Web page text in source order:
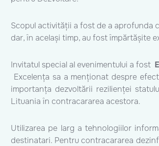
Scopul activității a fost de a aprofunda
dar, în același timp, au fost împărtășite
Invitatul special al evenimentului a fost
Excelența sa a menționat despre
importanța dezvoltării rezilienței
Lituania în contracararea acestora.
Utilizarea pe larg a tehnologiilor
destinatari. Pentru contracararea